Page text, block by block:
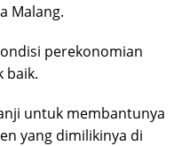
Malang.
perekonomian
baik.
untuk membantunya
yang dimilikinya di